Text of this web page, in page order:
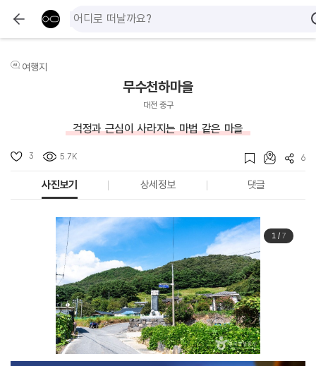
여행지
무수천하마을
대전 중구
걱정과 근심이 사라지는 마법 같은 마을
3 5.7K 6
사진보기 상세정보 댓글
1/ 7